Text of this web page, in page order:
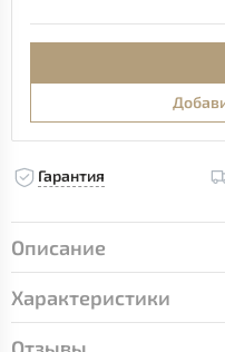
Гарантия
Описание
Характеристики